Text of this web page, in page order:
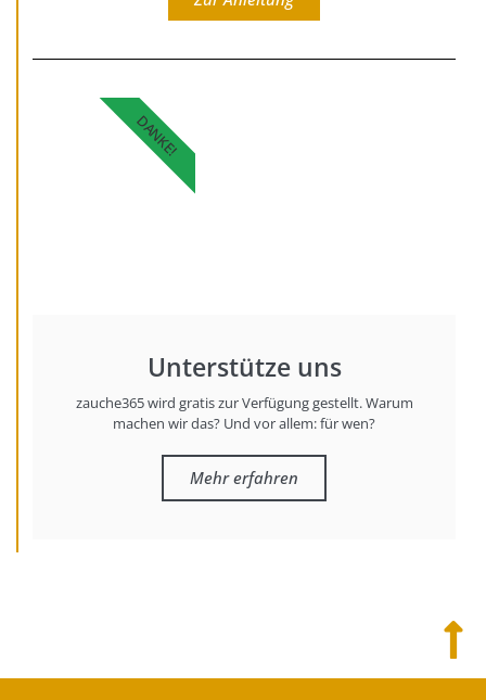
Unterstütze uns
zauche365 wird gratis zur Verfügung gestellt. Warum
machen wir das? Und vor allem: für wen?
Mehr erfahren
DANKE!